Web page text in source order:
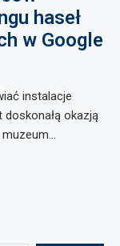
haseł
w Google
instalacje
okazją